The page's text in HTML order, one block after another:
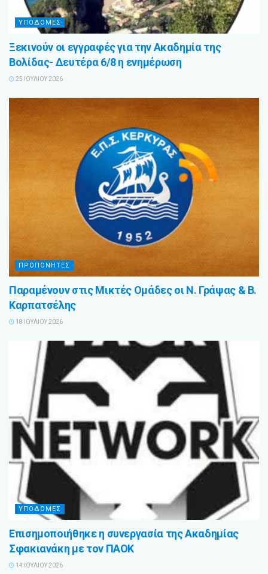
ΥΠΟΔΟΜΕΣ
Ξεκινούν οι εγγραφές για την Ακαδημία της
Βολίδας- Δευτέρα 6/8 η ενημέρωση
25 ΙΟΥΛΊΟΥ 2026
ΠΡΟΠΟΝΗΤΕΣ
Παραμένουν στις Μικτές Ομάδες οι Ν. Γράψας & Β.
Καρπατσέλης
18 ΙΟΥΛΊΟΥ 2026
ΥΠΟΔΟΜΕΣ
Επισημοποιήθηκε η συνεργασία της Ακαδημίας
Σφακιανάκη με τον ΠΑΟΚ
14 ΙΟΥΛΊΟΥ 2026